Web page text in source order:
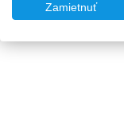
Zamietnuť